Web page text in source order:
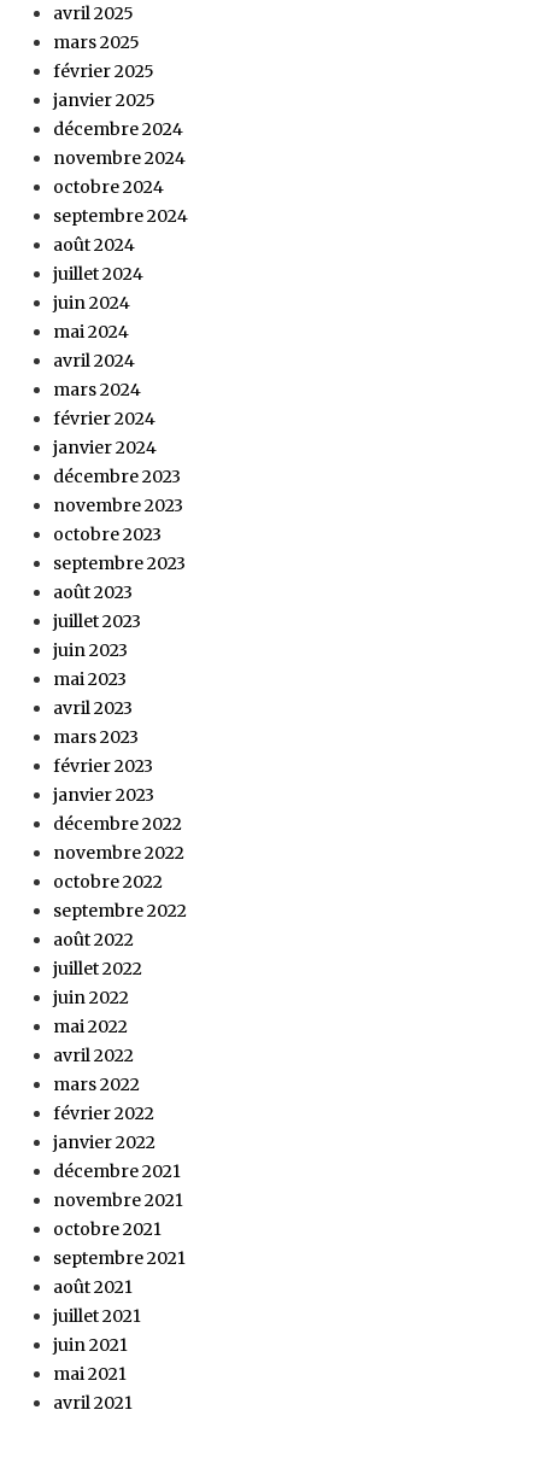
avril 2025
mars 2025
février 2025
janvier 2025
décembre 2024
novembre 2024
octobre 2024
septembre 2024
août 2024
juillet 2024
juin 2024
mai 2024
avril 2024
mars 2024
février 2024
janvier 2024
décembre 2023
novembre 2023
octobre 2023
septembre 2023
août 2023
juillet 2023
juin 2023
mai 2023
avril 2023
mars 2023
février 2023
janvier 2023
décembre 2022
novembre 2022
octobre 2022
septembre 2022
août 2022
juillet 2022
juin 2022
mai 2022
avril 2022
mars 2022
février 2022
janvier 2022
décembre 2021
novembre 2021
octobre 2021
septembre 2021
août 2021
juillet 2021
juin 2021
mai 2021
avril 2021